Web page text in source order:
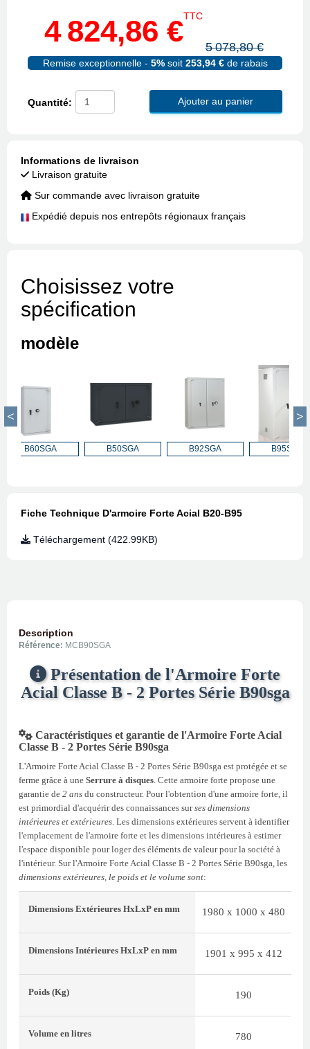
4 824,86 €TTC
5 078,80 €
Remise exceptionnelle - 5%soit 253,94 €de rabais
Quantité: Ajouter au panier
Choisissez votre
spécification
modèle
B60SGA B50SGA B92SGA B95SGA
Informations de livraison
Livraison gratuite
Sur commande avec livraison gratuite
Expédié depuis nos entrepôts régionaux français
Fiche Technique D'armoire Forte Acial B20-B95
Téléchargement (422.99KB)
Description
Référence: MCB90SGA
Présentation de l'Armoire Forte
Acial Classe B - 2 Portes Série B90sga
Caractéristiques et garantie de l'Armoire Forte Acial
Classe B - 2 Portes Série B90sga
L'Armoire Forte Acial Classe B - 2 Portes Série B90sga est protégée et se
ferme grâce à une Serrure à disques. Cette armoire forte propose une
garantie de 2 ans du constructeur. Pour l'obtention d'une armoire forte, il
est primordial d'acquérir des connaissances surses dimensions
intérieures et extérieures. Les dimensions extérieures servent à identifier
l'emplacement de l'armoire forte et les dimensions intérieures à estimer
l'espace disponible pour loger des éléments de valeur pour la société à
l'intérieur. Sur l'Armoire Forte Acial Classe B - 2 Portes Série B90sga, les
dimensions extérieures, le poids et le volume sont:
Dimensions Extérieures HxLxP en mm 1980 x 1000 x 480
Dimensions Intérieures HxLxP en mm 1901 x 995 x 412
Poids (Kg) 190
Volume en litres 780